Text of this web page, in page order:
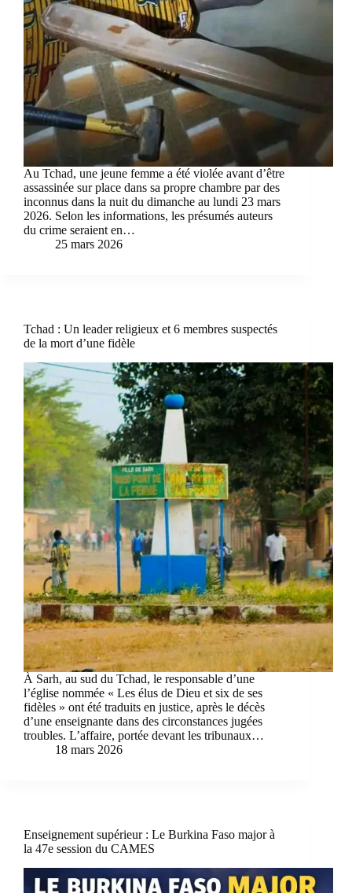
Au Tchad, une jeune femme a été violée avant d’être
assassinée sur place dans sa propre chambre par des
inconnus dans la nuit du dimanche au lundi 23 mars
2026. Selon les informations, les présumés auteurs
du crime seraient en…
25 mars 2026
Tchad : Un leader religieux et 6 membres suspectés
de la mort d’une fidèle
À Sarh, au sud du Tchad, le responsable d’une
l’église nommée « Les élus de Dieu et six de ses
fidèles » ont été traduits en justice, après le décès
d’une enseignante dans des circonstances jugées
troubles. L’affaire, portée devant les tribunaux…
18 mars 2026
Enseignement supérieur : Le Burkina Faso major à
la 47e session du CAMES